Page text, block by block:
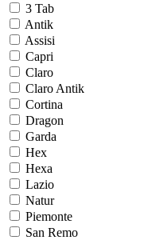
3 Tab
Antik
Assisi
Capri
Claro
Claro Antik
Cortina
Dragon
Garda
Hex
Hexa
Lazio
Natur
Piemonte
San Remo